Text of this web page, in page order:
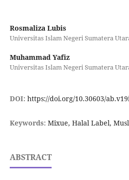
Rosmaliza Lubis
Universitas Islam Negeri Sumatera
Muhammad Yafiz
Universitas Islam Negeri Sumatera
DOI: https://doi.org/10.30603/
Keywords: Mixue, Halal Label,
ABSTRACT